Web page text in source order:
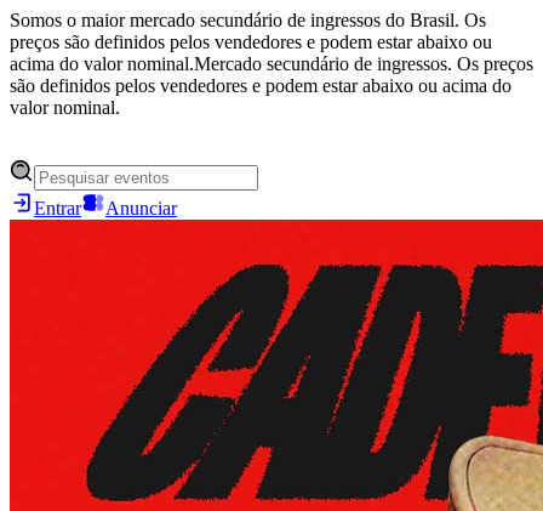
Somos o maior mercado secundário de ingressos do Brasil. Os
preços são definidos pelos vendedores e podem estar abaixo ou
acima do valor nominal.Mercado secundário de ingressos. Os preços
são definidos pelos vendedores e podem estar abaixo ou acima do
valor nominal.
Entrar Anunciar